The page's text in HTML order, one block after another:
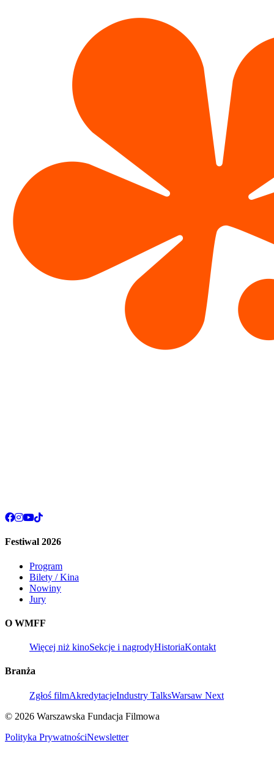
Festiwal 2026
Program
Bilety / Kina
Nowiny
Jury
O WMFF
Więcej niż kinoSekcje i nagrodyHistoriaKontakt
Branża
Zgłoś filmAkredytacjeIndustry TalksWarsaw Next
© 2026 Warszawska Fundacja Filmowa
Polityka PrywatnościNewsletter